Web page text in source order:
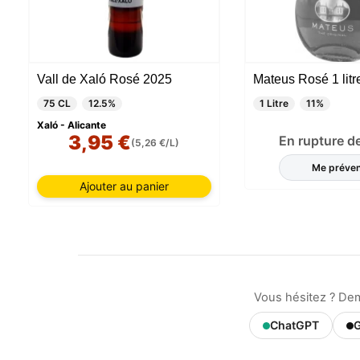
Vall de Xaló Rosé 2025
75 CL
12.5%
Xaló - Alicante
3,95 €(5,26 €/L)
Ajouter au panier
Mateus Rosé 1
1 Litre 11%
En rupture
Me
Vous hésitez ?
ChatGPT
par ces
qui
les
et